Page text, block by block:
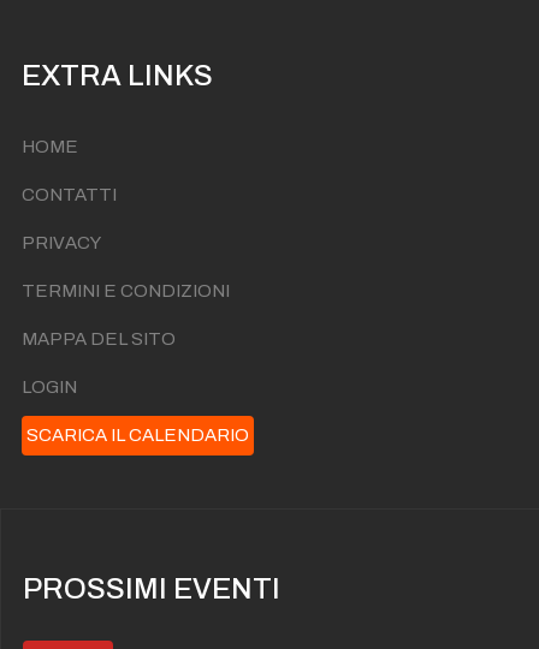
EXTRA LINKS
HOME
CONTATTI
PRIVACY
TERMINI E CONDIZIONI
MAPPA DEL SITO
LOGIN
SCARICA IL CALENDARIO
PROSSIMI EVENTI